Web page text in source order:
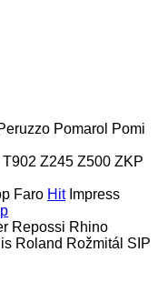
Pomarol Pomi
T902 Z245 Z500 ZKP
Faro Hit Impress
Repossi Rhino
Roland Rožmitál SIP